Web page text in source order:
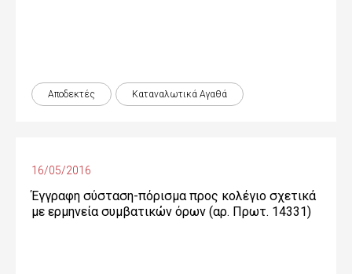
Αποδεκτές Καταναλωτικά Αγαθά
16/05/2016
Έγγραφη σύσταση-πόρισμα προς κολέγιο σχετικά
με ερμηνεία συμβατικών όρων (αρ. Πρωτ. 14331)